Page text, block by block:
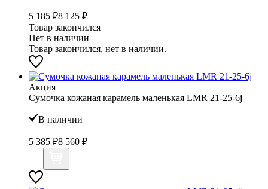
5 185 ₽8 125 ₽
Товар закончился
Нет в наличии
Товар закончился, нет в наличии.
Акция
Сумочка кожаная карамель маленькая LMR 21-25-6j
В наличии
5 385 ₽8 560 ₽